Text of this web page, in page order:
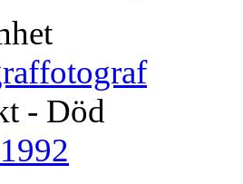
fotograf
- Död
1992